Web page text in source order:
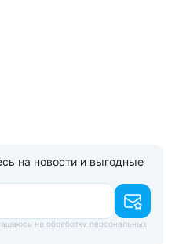
на новости и выгодные
на обработку персональных